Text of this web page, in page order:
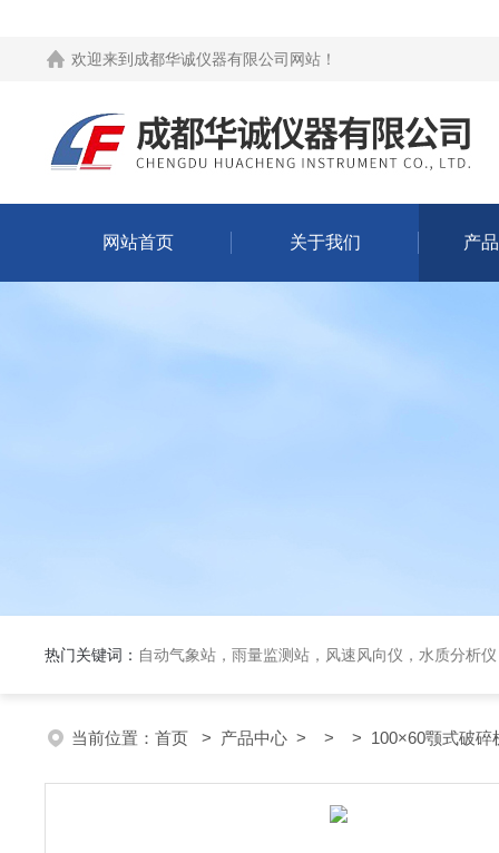
欢迎来到 成都华诚仪器有限公司网站 ！
网站首页 关于我们 产
热门关键词： 自动气象站，雨量监测站，风速风向仪，水质分析
当前位置： 首页 > 产品中心 > > > 100×60颚式破碎